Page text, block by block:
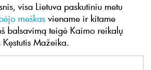
visa Lietuva paskutiniu metu
meškas viename ir kitame
balsavimą teigė Kaimo reikalų
Kęstutis Mažeika.